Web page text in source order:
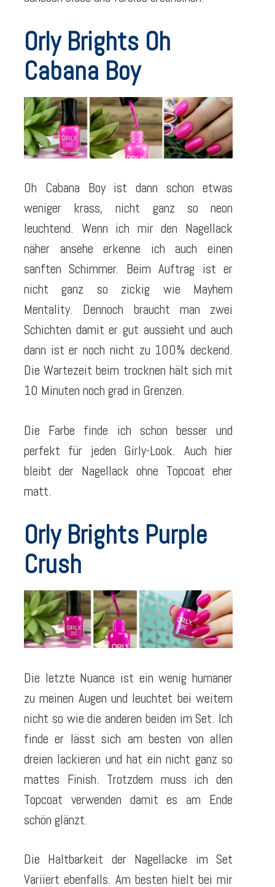
Orly Brights Oh
Cabana Boy
Oh Cabana Boy ist dann schon etwas
weniger krass, nicht ganz so neon
leuchtend. Wenn ich mir den Nagellack
näher ansehe erkenne ich auch einen
sanften Schimmer. Beim Auftrag ist er
nicht ganz so zickig wie Mayhem
Mentality. Dennoch braucht man zwei
Schichten damit er gut aussieht und auch
dann ist er noch nicht zu 100% deckend.
Die Wartezeit beim trocknen hält sich mit
10 Minuten noch grad in Grenzen.
Die Farbe finde ich schon besser und
perfekt für jeden Girly-Look. Auch hier
bleibt der Nagellack ohne Topcoat eher
matt.
Orly Brights Purple
Crush
Die letzte Nuance ist ein wenig humaner
zu meinen Augen und leuchtet bei weitem
nicht so wie die anderen beiden im Set. Ich
finde er lässt sich am besten von allen
dreien lackieren und hat ein nicht ganz so
mattes Finish. Trotzdem muss ich den
Topcoat verwenden damit es am Ende
schön glänzt.
Die Haltbarkeit der Nagellacke im Set
Variiert ebenfalls. Am besten hielt bei mir